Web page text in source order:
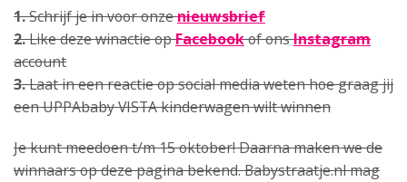
1.Schrijf je in voor onzenieuwsbrief
2.Like deze winactie opFacebookof onsInstagram
account
3.Laat in een reactie op social media weten hoe graag jij
een UPPAbaby VISTA kinderwagen wilt winnen
Je kunt meedoen t/m 15 oktober! Daarna maken we de
winnaars op deze pagina bekend. Babystraatje.nl mag